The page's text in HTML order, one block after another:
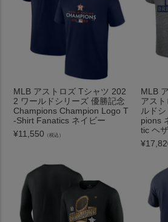
MLB アストロズ Tシャツ 202
2 ワールドシリーズ 優勝記念
Champions Champion Logo T
-Shirt Fanatics ネイビー
¥11,550 （税込）
MLB
アス
ルド
pions
tic ヘ
¥